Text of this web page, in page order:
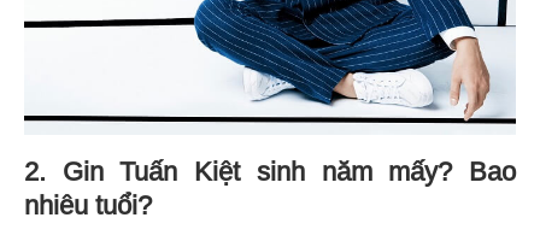
2. Gin Tuấn Kiệt sinh năm mấy? Bao
nhiêu tuổi?